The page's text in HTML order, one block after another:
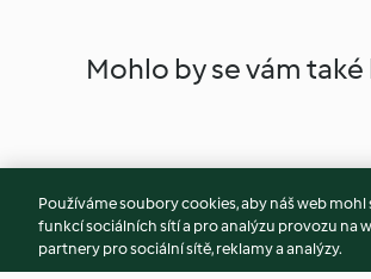
Mohlo by se vám také
Používáme soubory cookies, aby náš web
funkcí sociálních sítí a pro analýzu provozu na
partnery pro sociální sítě, reklamy a analýzy.